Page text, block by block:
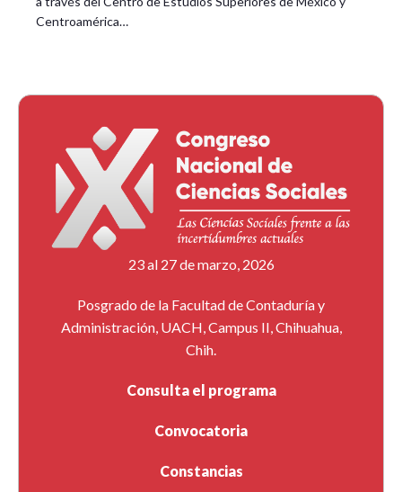
Centroamérica…
23 al 27 de marzo, 2026
Posgrado de la Facultad de Contaduría y
Administración, UACH, Campus II, Chihuahua,
Chih.
Consulta el programa
Convocatoria
Constancias